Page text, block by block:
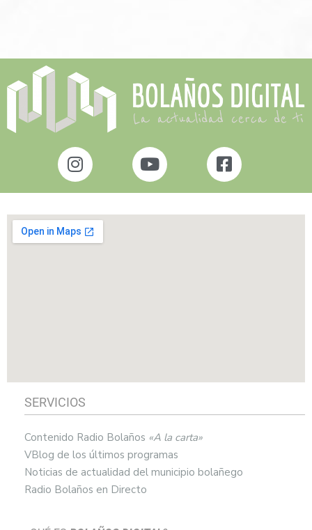
SERVICIOS
Contenido Radio Bolaños «A la carta»
VBlog de los últimos programas
Noticias de actualidad del municipio bolañego
Radio Bolaños en Directo